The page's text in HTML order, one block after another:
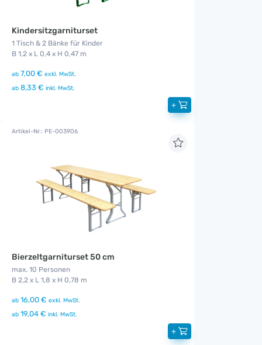
Kindersitzgarniturset
1 Tisch & 2 Bänke für Kinder
B 1,2 x L 0,4 x H 0,47 m
ab 7,00 € exkl. MwSt.
ab 8,33 € inkl. MwSt.
+
Artikel-Nr.: PE-003906
Bierzeltgarniturset 50 cm
max. 10 Personen
B 2,2 x L 1,8 x H 0,78 m
ab 16,00 € exkl. MwSt.
ab 19,04 € inkl. MwSt.
+